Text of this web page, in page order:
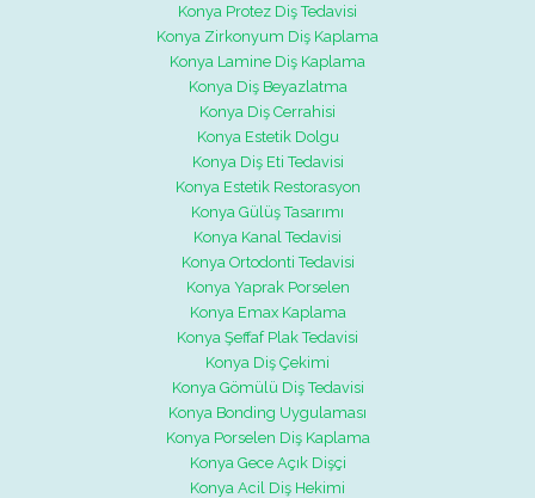
Konya Protez Diş Tedavisi
Konya Zirkonyum Diş Kaplama
Konya Lamine Diş Kaplama
Konya Diş Beyazlatma
Konya Diş Cerrahisi
Konya Estetik Dolgu
Konya Diş Eti Tedavisi
Konya Estetik Restorasyon
Konya Gülüş Tasarımı
Konya Kanal Tedavisi
Konya Ortodonti Tedavisi
Konya Yaprak Porselen
Konya Emax Kaplama
Konya Şeffaf Plak Tedavisi
Konya Diş Çekimi
Konya Gömülü Diş Tedavisi
Konya Bonding Uygulaması
Konya Porselen Diş Kaplama
Konya Gece Açık Dişçi
Konya Acil Diş Hekimi